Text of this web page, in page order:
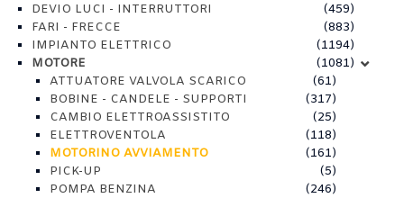
DEVIO LUCI - INTERRUTTORI
(459)
FARI - FRECCE
(883)
IMPIANTO ELETTRICO
(1194)
MOTORE
(1081)
ATTUATORE VALVOLA SCARICO
(61)
BOBINE - CANDELE - SUPPORTI
(317)
CAMBIO ELETTROASSISTITO
(25)
ELETTROVENTOLA
(118)
MOTORINO AVVIAMENTO
(161)
PICK-UP
(5)
POMPA BENZINA
(246)